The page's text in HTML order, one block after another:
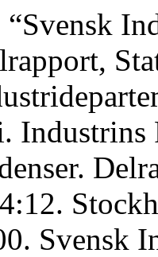
Industrins
Svensk